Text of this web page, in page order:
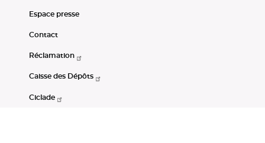
Espace presse
Contact
Réclamation
Caisse des Dépôts
Ciclade